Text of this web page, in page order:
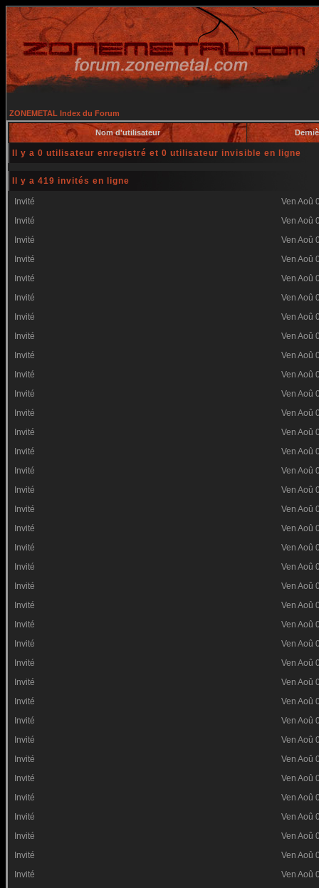
ZONEMETAL Index du Forum
Nom d'utilisateur
Il y a 0 utilisateur enregistré et 0 utilisateur invisible en ligne
Il y a 419 invités en ligne
Invité
Ven Aoû
Invité
Ven Aoû
Invité
Ven Aoû
Invité
Ven Aoû
Invité
Ven Aoû
Invité
Ven Aoû
Invité
Ven Aoû
Invité
Ven Aoû
Invité
Ven Aoû
Invité
Ven Aoû
Invité
Ven Aoû
Invité
Ven Aoû
Invité
Ven Aoû
Invité
Ven Aoû
Invité
Ven Aoû
Invité
Ven Aoû
Invité
Ven Aoû
Invité
Ven Aoû
Invité
Ven Aoû
Invité
Ven Aoû
Invité
Ven Aoû
Invité
Ven Aoû
Invité
Ven Aoû
Invité
Ven Aoû
Invité
Ven Aoû
Invité
Ven Aoû
Invité
Ven Aoû
Invité
Ven Aoû
Invité
Ven Aoû
Invité
Ven Aoû
Invité
Ven Aoû
Invité
Ven Aoû
Invité
Ven Aoû
Invité
Ven Aoû
Invité
Ven Aoû
Invité
Ven Aoû